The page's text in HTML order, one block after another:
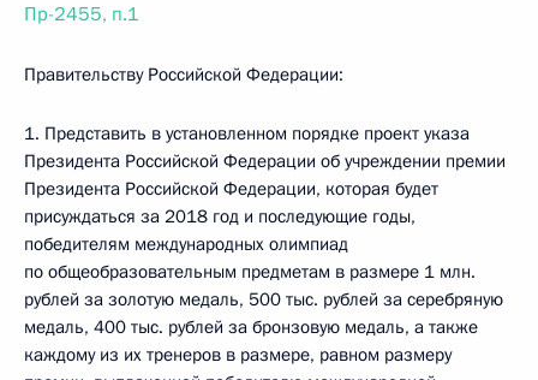
Пр-2455, п.1
Правительству Российской Федерации:
1. Представить в установленном порядке проект указа
Президента Российской Федерации об учреждении премии
Президента Российской Федерации, которая будет
присуждаться за 2018 год и последующие годы,
победителям международных олимпиад
по общеобразовательным предметам в размере 1 млн.
рублей за золотую медаль, 500 тыс. рублей за серебряную
медаль, 400 тыс. рублей за бронзовую медаль, а также
каждому из их тренеров в размере, равном размеру